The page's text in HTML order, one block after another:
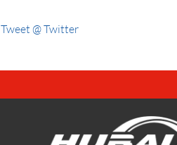
Tweet @ Twitter